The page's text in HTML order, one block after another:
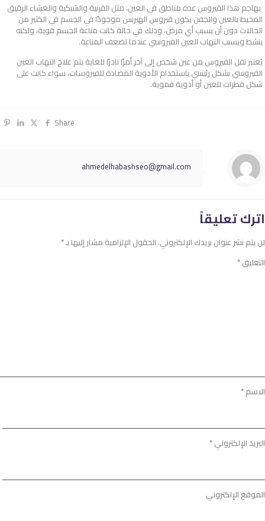
يهاجم هذا الفيروس عدة مناطق في العين، مثل القرنية والشبكية والغشاء الرقيق
المحيط بالعين والجفن يكون فيروس الهيربس موجودًا في الجسم في الكثير من
الحالات دون أن يسبب أي مرض، وذلك في حالة كانت مناعة الجسم قوية، ولكنه
ينشط ويسبب التهاب العين الفيروسي عندما تضعف المناعة.
يُعتبر نقل الفيروس من عين شخص إلى آخر أمرًا نادرًا للغاية يتم علاج التهاب العين
الفيروسي بشكل رئيسي باستخدام الأدوية المضادة للفيروسات، سواء كانت على
شكل قطرات للعين أو أدوية فموية.
Share
ahmedelhabashseo@gmail.com
اترك تعليقاً
لن يتم نشر عنوان بريدك الإلكتروني. الحقول الإلزامية مشار إليها بـ*
التعليق*
الاسم*
البريد الإلكتروني*
الموقع الإلكتروني